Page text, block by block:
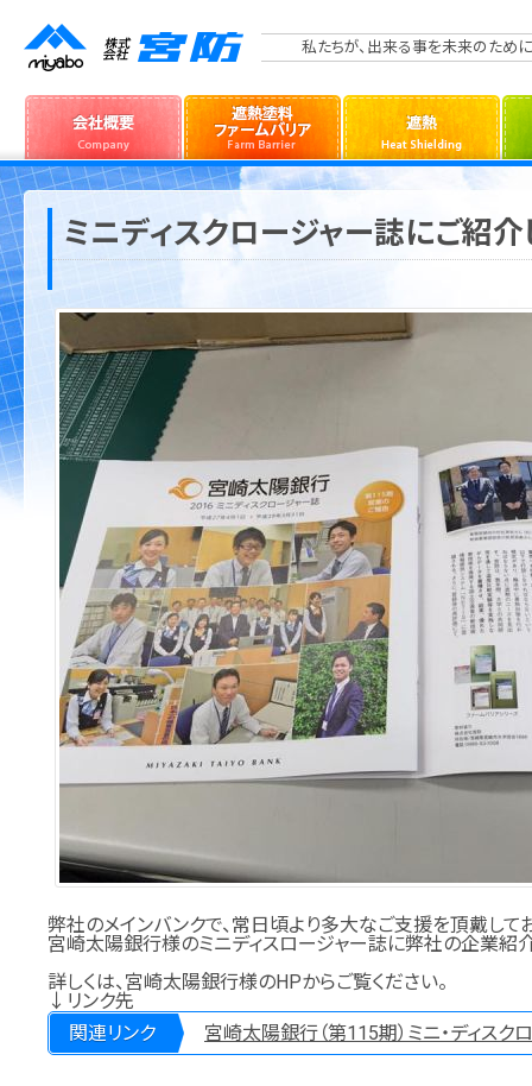
私たちが、出来る事を未来のために
ミニディスクロージャー誌にご紹介
弊社のメインバンクで、常日頃より多大なご支援を頂戴して
宮崎太陽銀行様のミニディスロージャー誌に弊社の企業紹
詳しくは、宮崎太陽銀行様のHPからご覧ください。
↓リンク先
関連リンク
宮崎太陽銀行（第115期）ミニ・ディスク